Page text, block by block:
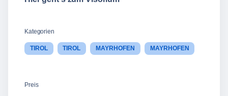
Kategorien
TIROL TIROL MAYRHOFEN MAYRHOFEN
Preis